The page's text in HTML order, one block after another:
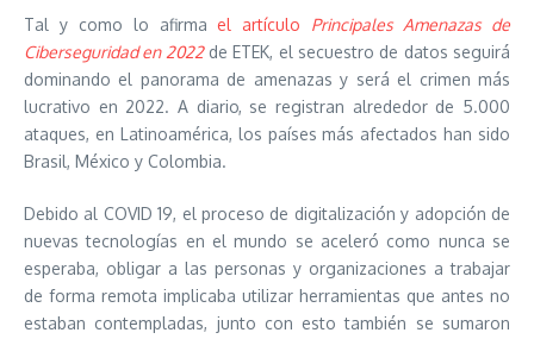
Tal y como lo afirma el artículo Principales Amenazas de
Ciberseguridad en 2022de ETEK, el secuestro de datos seguirá
dominando el panorama de amenazas y será el crimen más
lucrativo en 2022. A diario, se registran alrededor de 5.000
ataques, en Latinoamérica, los países más afectados han sido
Brasil, México y Colombia.
Debido al COVID 19, el proceso de digitalización y adopción de
nuevas tecnologías en el mundo se aceleró como nunca se
esperaba, obligar a las personas y organizaciones a trabajar
de forma remota implicaba utilizar herramientas que antes no
estaban contempladas, junto con esto también se sumaron